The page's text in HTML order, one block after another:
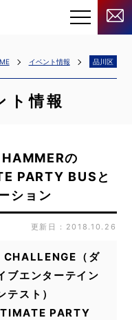
イベント情報 品川区
ト情報
の
PARTY BUSと
ション
更新日：2018.10.26
CHALLENGE（ダ
ブエンターテイン
テスト）
PARTY